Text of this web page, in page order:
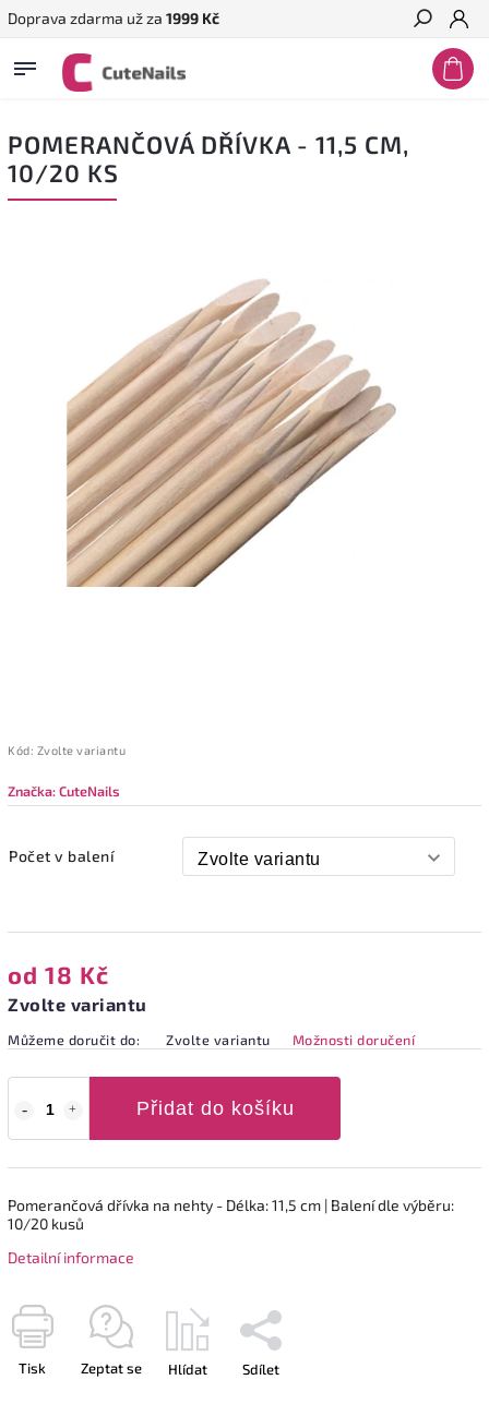
Doprava zdarma už za 1999 Kč
Hledat
POMERANČOVÁ DŘÍVKA - 11,5 CM,
10/20 KS
Kód: Zvolte variantu
Značka:CuteNails
Počet v balení
od 18 Kč
Zvolte variantu
Můžeme doručit do: Zvolte variantu Možnosti doručení
Přidat do košíku
Pomerančová dřívka na nehty - Délka: 11,5 cm | Balení dle výběru:
10/20 kusů
Detailní informace
Tisk Zeptat se Hlídat Sdílet